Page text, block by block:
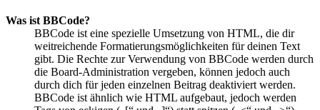
Was ist BBCode?
BBCode ist eine spezielle Umsetzung von HTML, die dir
weitreichende Formatierungsmöglichkeiten für deinen Text
gibt. Die Rechte zur Verwendung von BBCode werden durch
die Board-Administration vergeben, können jedoch auch
durch dich für jeden einzelnen Beitrag deaktiviert werden.
BBCode ist ähnlich wie HTML aufgebaut, jedoch werden